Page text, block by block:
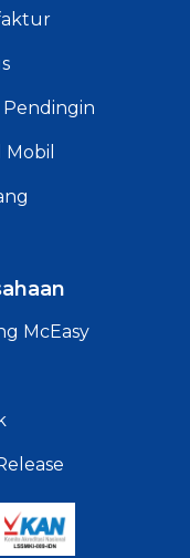
Pendingin
Mobil
McEasy